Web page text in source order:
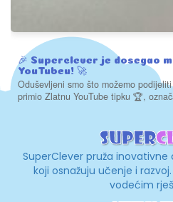
🎉 Superclever je dosegao
YouTubeu! 🚀
Oduševljeni smo što možemo
primio Zlatnu YouTube tipku 🏆,
SuperClever pruža
koji osnažuju učenje i
vodećim